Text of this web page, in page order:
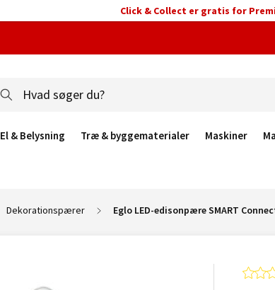
Click & Collect er gratis for
El & Belysning Træ & byggematerialer Maskiner
Dekorationspærer Eglo LED-edisonpære SMART